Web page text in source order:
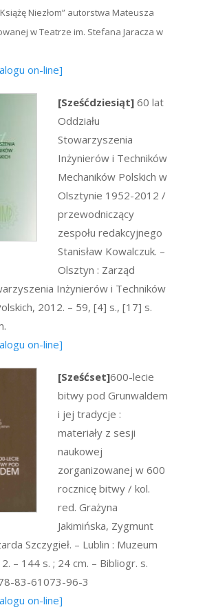
Niezłom” autorstwa Mateusza
w Teatrze im. Stefana Jaracza w
on-line]
[Sześćdziesiąt] 60 lat
Oddziału
Stowarzyszenia
Inżynierów i Techników
Mechaników Polskich w
Olsztynie 1952-2012 /
przewodniczący
zespołu redakcyjnego
Stanisław Kowalczuk. –
Olsztyn : Zarząd
Inżynierów i Techników
2012. – 59, [4] s., [17] s.
on-line]
[Sześćset]600-lecie
bitwy pod Grunwaldem
i jej tradycje :
materiały z sesji
naukowej
zorganizowanej w 600
rocznicę bitwy / kol.
red. Grażyna
Jakimińska, Zygmunt
Szczygieł. – Lublin : Muzeum
– 144 s. ; 24 cm. – Bibliogr. s.
83-61073-96-3
on-line]